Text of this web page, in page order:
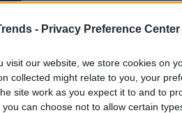
- Privacy Preference Center
visit our website, we store cookies on
collected might relate to you, your
site work as you expect it to and to
you can choose not to allow certain